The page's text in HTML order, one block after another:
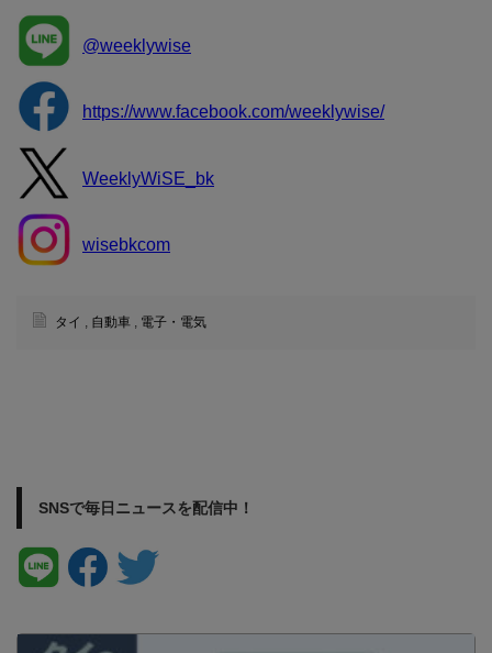
@weeklywise
https://www.facebook.com/weeklywise/
WeeklyWiSE_bk
wisebkcom
タイ , 自動車 , 電子・電気
SNSで毎日ニュースを配信中！